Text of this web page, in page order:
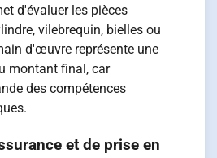
d'évaluer les pièces
vilebrequin, bielles ou
d'œuvre représente une
montant final, car
des compétences
et de prise en